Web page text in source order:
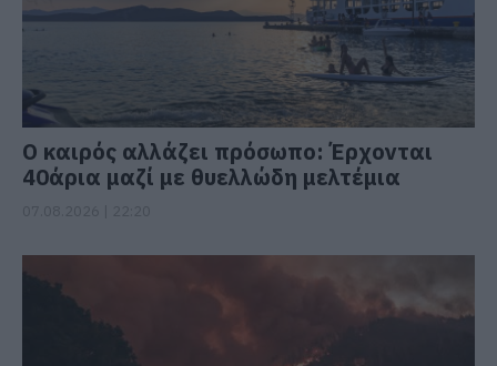
Ο καιρός αλλάζει πρόσωπο: Έρχονται
40άρια μαζί με θυελλώδη μελτέμια